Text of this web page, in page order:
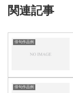
関連記事
俳句作品例
俳句作品例